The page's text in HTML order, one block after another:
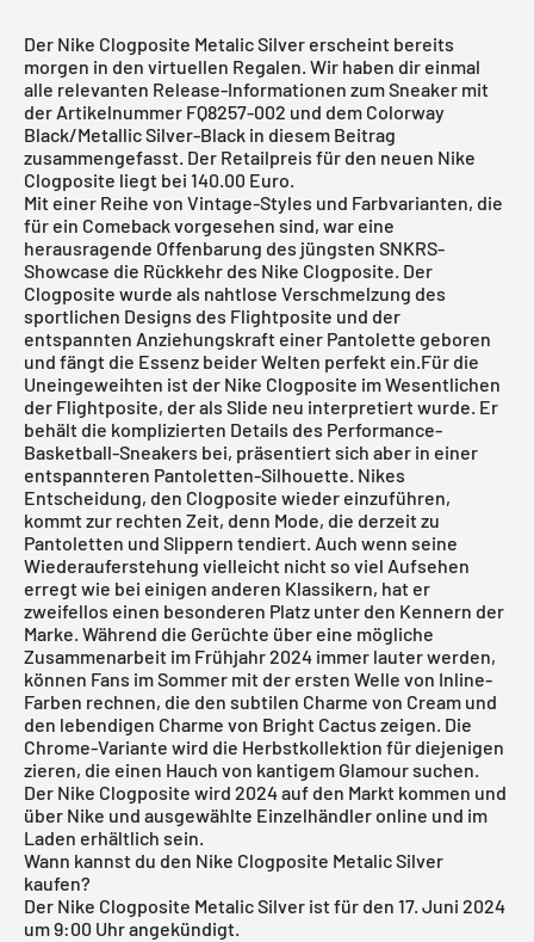
Der Nike Clogposite Metalic Silver erscheint bereits
morgen in den virtuellen Regalen. Wir haben dir einmal
alle relevanten Release-Informationen zum Sneaker mit
der Artikelnummer FQ8257-002 und dem Colorway
Black/Metallic Silver-Black in diesem Beitrag
zusammengefasst. Der Retailpreis für den neuen Nike
Clogposite liegt bei 140.00 Euro.
Mit einer Reihe von Vintage-Styles und Farbvarianten, die
für ein Comeback vorgesehen sind, war eine
herausragende Offenbarung des jüngsten SNKRS-
Showcase die Rückkehr des Nike Clogposite. Der
Clogposite wurde als nahtlose Verschmelzung des
sportlichen Designs des Flightposite und der
entspannten Anziehungskraft einer Pantolette geboren
und fängt die Essenz beider Welten perfekt ein.Für die
Uneingeweihten ist der Nike Clogposite im Wesentlichen
der Flightposite, der als Slide neu interpretiert wurde. Er
behält die komplizierten Details des Performance-
Basketball-Sneakers bei, präsentiert sich aber in einer
entspannteren Pantoletten-Silhouette. Nikes
Entscheidung, den Clogposite wieder einzuführen,
kommt zur rechten Zeit, denn Mode, die derzeit zu
Pantoletten und Slippern tendiert. Auch wenn seine
Wiederauferstehung vielleicht nicht so viel Aufsehen
erregt wie bei einigen anderen Klassikern, hat er
zweifellos einen besonderen Platz unter den Kennern der
Marke. Während die Gerüchte über eine mögliche
Zusammenarbeit im Frühjahr 2024 immer lauter werden,
können Fans im Sommer mit der ersten Welle von Inline-
Farben rechnen, die den subtilen Charme von Cream und
den lebendigen Charme von Bright Cactus zeigen. Die
Chrome-Variante wird die Herbstkollektion für diejenigen
zieren, die einen Hauch von kantigem Glamour suchen.
Der Nike Clogposite wird 2024 auf den Markt kommen und
über Nike und ausgewählte Einzelhändler online und im
Laden erhältlich sein.
Wann kannst du den Nike Clogposite Metalic Silver
kaufen?
Der Nike Clogposite Metalic Silver ist für den 17. Juni 2024
um 9:00 Uhr angekündigt.